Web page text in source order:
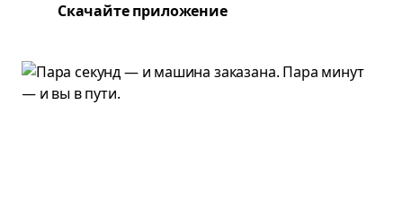
Скачайте приложение